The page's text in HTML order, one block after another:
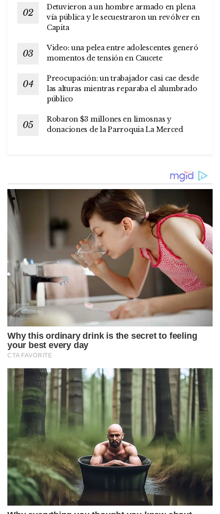
Detuvieron a un hombre armado en plena
vía pública y le secuestraron un revólver en
Capita
Video: una pelea entre adolescentes generó
momentos de tensión en Caucete
Preocupación: un trabajador casi cae desde
las alturas mientras reparaba el alumbrado
público
Robaron $3 millones en limosnas y
donaciones de la Parroquia La Merced